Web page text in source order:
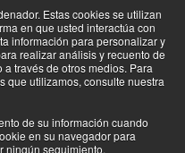
Estas cookies se utilizan
en que usted interactúa con
información para personalizar y
realizar análisis y recuento de
través de otros medios. Para
que utilizamos, consulte nuestra
de su información cuando
en su navegador para
ningún seguimiento.